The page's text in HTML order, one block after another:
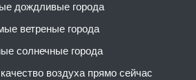
дождливые города
ветреные города
солнечные города
воздуха прямо сейчас